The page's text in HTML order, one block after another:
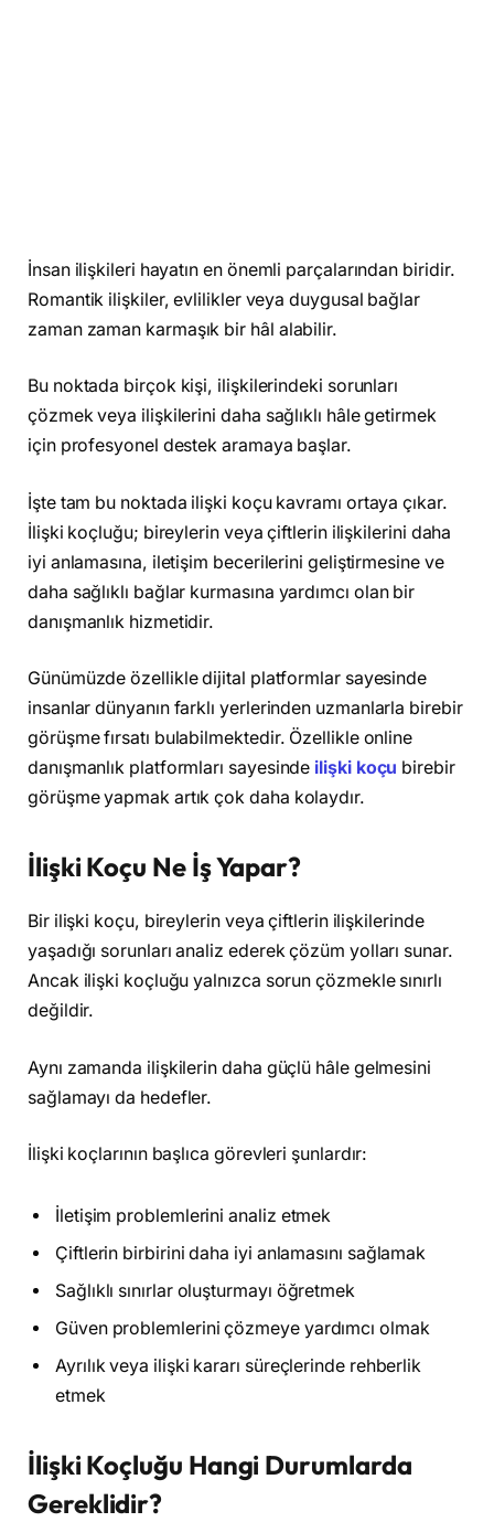
İnsan ilişkileri hayatın en önemli parçalarından biridir.
Romantik ilişkiler, evlilikler veya duygusal bağlar
zaman zaman karmaşık bir hâl alabilir.
Bu noktada birçok kişi, ilişkilerindeki sorunları
çözmek veya ilişkilerini daha sağlıklı hâle getirmek
için profesyonel destek aramaya başlar.
İşte tam bu noktada ilişki koçu kavramı ortaya çıkar.
İlişki koçluğu; bireylerin veya çiftlerin ilişkilerini daha
iyi anlamasına, iletişim becerilerini geliştirmesine ve
daha sağlıklı bağlar kurmasına yardımcı olan bir
danışmanlık hizmetidir.
Günümüzde özellikle dijital platformlar sayesinde
insanlar dünyanın farklı yerlerinden uzmanlarla birebir
görüşme fırsatı bulabilmektedir. Özellikle online
danışmanlık platformları sayesinde ilişki koçu birebir
görüşme yapmak artık çok daha kolaydır.
İlişki Koçu Ne İş Yapar?
Bir ilişki koçu, bireylerin veya çiftlerin ilişkilerinde
yaşadığı sorunları analiz ederek çözüm yolları sunar.
Ancak ilişki koçluğu yalnızca sorun çözmekle sınırlı
değildir.
Aynı zamanda ilişkilerin daha güçlü hâle gelmesini
sağlamayı da hedefler.
İlişki koçlarının başlıca görevleri şunlardır:
İletişim problemlerini analiz etmek
Çiftlerin birbirini daha iyi anlamasını sağlamak
Sağlıklı sınırlar oluşturmayı öğretmek
Güven problemlerini çözmeye yardımcı olmak
Ayrılık veya ilişki kararı süreçlerinde rehberlik
etmek
İlişki Koçluğu Hangi Durumlarda
Gereklidir?